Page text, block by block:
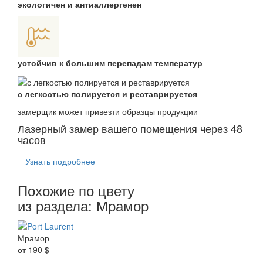
экологичен и антиаллергенен
устойчив к большим перепадам температур
с легкостью полируется и реставрируется
замерщик может привезти образцы продукции
Лазерный замер вашего помещения через 48
часов
Узнать подробнее
Похожие по цвету
из раздела: Мрамор
Мрамор
от 190 $